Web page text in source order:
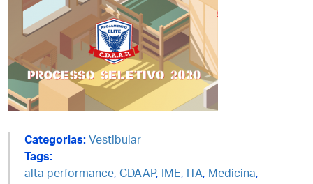
Categorias: Vestibular
Tags:
alta performance, CDAAP, IME, ITA, Medicina,